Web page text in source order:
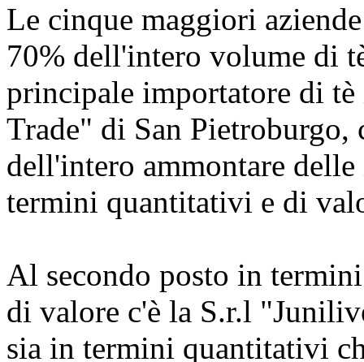
Le cinque maggiori
70% dell'intero volume di
principale importatore di
Trade" di San Pietroburgo,
dell'intero ammontare
termini quantitativi e di
Al secondo posto in
di valore c'è la S.r.l
sia in termini quantitativi